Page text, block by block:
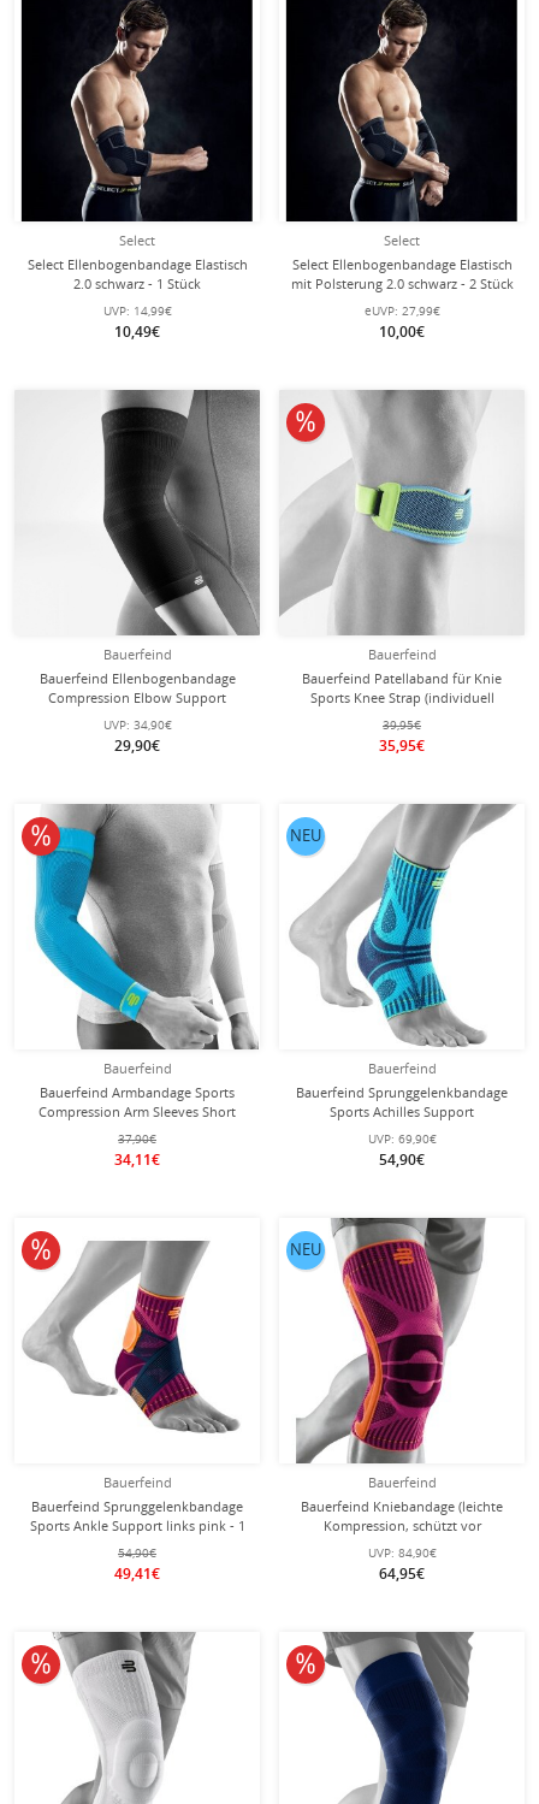
Select
Select Ellenbogenbandage Elastisch
2.0 schwarz - 1 Stück
UVP: 14,99€
10,49€
Select
Select Ellenbogenbandage Elastisch
mit Polsterung 2.0 schwarz - 2 Stück
eUVP: 27,99€
10,00€
Bauerfeind
Bauerfeind Ellenbogenbandage
Compression Elbow Support
(nahtloses Kompressionsgestrick)
schwarz 1er
UVP: 34,90€
29,90€
Bauerfeind
Bauerfeind Patellaband für Knie
Sports Knee Strap (individuell
einstellbar, leicht, komfortabel und
langlebig) riverablau - 1 Stück
39,95€
35,95€
10% reduziert
Bauerfeind
Bauerfeind Armbandage Sports
Compression Arm Sleeves Short
(leicht, komfortabel) riverablau - 2
Stück
37,90€
34,11€
10% reduziert
Bauerfeind
Bauerfeind Sprunggelenkbandage
Sports Achilles Support
(Achillessehnenbandage) riverablau
- 1 Stück
UVP: 69,90€
54,90€
NEU
Bauerfeind
Bauerfeind Sprunggelenkbandage
Sports Ankle Support links pink - 1
Stück
54,90€
49,41€
10% reduziert
Bauerfeind
Bauerfeind Kniebandage (leichte
Kompression, schützt vor
Überlastung) pink - 1 Stück
UVP: 84,90€
64,95€
NEU
10% reduziert 10% reduziert